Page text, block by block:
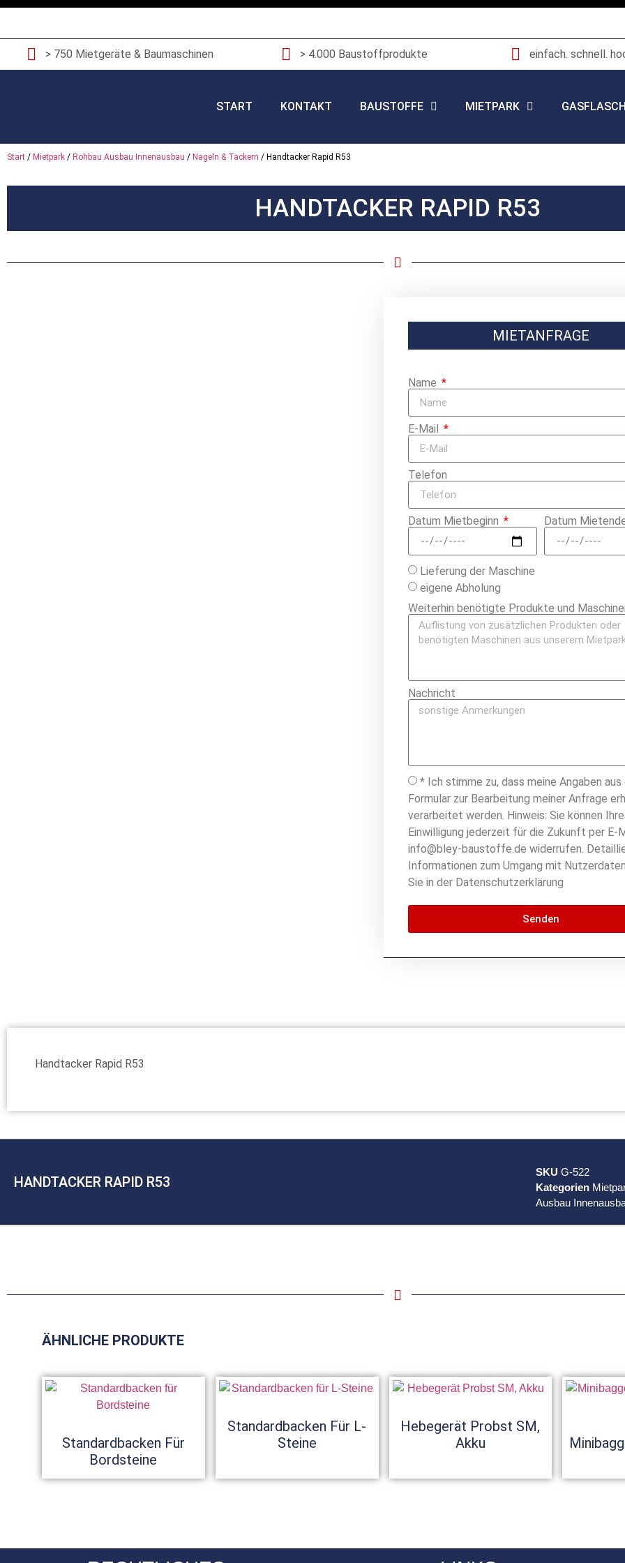
> 750 Mietgeräte & Baumaschinen > 4.000 Baustoffprodukte einfach. schnell.
START KONTAKT BAUSTOFFE MIETPARK
Start / Mietpark / Rohbau Ausbau Innenausbau / Nageln & Tackern / Handtacker Rapid R53
HANDTACKER RAPID R53
MIETANFRAGE
Name
E-Mail
Telefon
Datum Mietbeginn Datum
Lieferung der Maschine
eigene Abholung
Weiterhin benötigte Produkte und
Nachricht
* Ich stimme zu, dass meine Angaben aus
Formular zur Bearbeitung meiner Anfrage
verarbeitet werden. Hinweis: Sie können Ihre
Einwilligung jederzeit für die Zukunft per E-
info@bley-baustoffe.de widerrufen.
Informationen zum Umgang mit
Sie in der Datenschutzerklärung
Senden
Handtacker Rapid R53
HANDTACKER RAPID R53
SKU G-522
Kategorien
Ausbau
ÄHNLICHE PRODUKTE
Standardbacken Für
Bordsteine
Standardbacken Für L-
Steine
Hebegerät Probst SM,
Akku